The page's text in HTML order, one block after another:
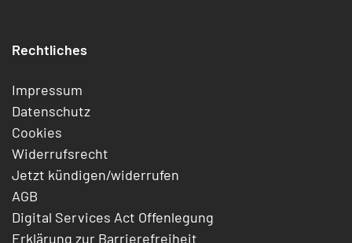
Rechtliches
Impressum
Datenschutz
Cookies
Widerrufsrecht
Jetzt kündigen/widerrufen
AGB
Digital Services Act Offenlegung
Erklärung zur Barrierefreiheit